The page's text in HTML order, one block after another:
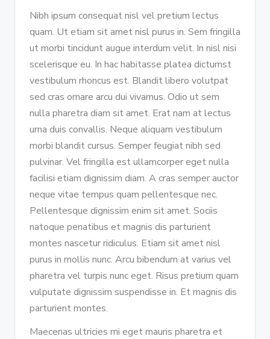
Nibh ipsum consequat nisl vel pretium lectus
quam. Ut etiam sit amet nisl purus in. Sem fringilla
ut morbi tincidunt augue interdum velit. In nisl nisi
scelerisque eu. In hac habitasse platea dictumst
vestibulum rhoncus est. Blandit libero volutpat
sed cras ornare arcu dui vivamus. Odio ut sem
nulla pharetra diam sit amet. Erat nam at lectus
urna duis convallis. Neque aliquam vestibulum
morbi blandit cursus. Semper feugiat nibh sed
pulvinar. Vel fringilla est ullamcorper eget nulla
facilisi etiam dignissim diam. A cras semper auctor
neque vitae tempus quam pellentesque nec.
Pellentesque dignissim enim sit amet. Sociis
natoque penatibus et magnis dis parturient
montes nascetur ridiculus. Etiam sit amet nisl
purus in mollis nunc. Arcu bibendum at varius vel
pharetra vel turpis nunc eget. Risus pretium quam
vulputate dignissim suspendisse in. Et magnis dis
parturient montes.
Maecenas ultricies mi eget mauris pharetra et